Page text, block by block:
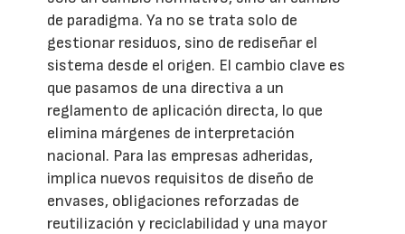
de paradigma. Ya no se trata solo de
gestionar residuos, sino de rediseñar el
sistema desde el origen. El cambio clave es
que pasamos de una directiva a un
reglamento de aplicación directa, lo que
elimina márgenes de interpretación
nacional. Para las empresas adheridas,
implica nuevos requisitos de diseño de
envases, obligaciones reforzadas de
reutilización y reciclabilidad y una mayor